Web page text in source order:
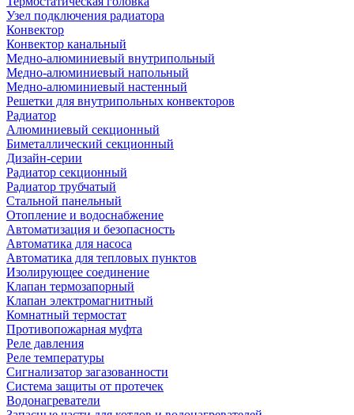
Узел подключения радиатора
Конвектор
Конвектор канальный
Медно-алюминиевый внутрипольный
Медно-алюминиевый напольный
Медно-алюминиевый настенный
Решетки для внутрипольных конвекторов
Радиатор
Алюминиевый секционный
Биметаллический секционный
Дизайн-серии
Радиатор секционный
Радиатор трубчатый
Стальной панельный
Отопление и водоснабжение
Автоматизация и безопасность
Автоматика для насоса
Автоматика для тепловых пунктов
Изолирующее соединение
Клапан термозапорный
Клапан электромагнитный
Комнатный термостат
Противопожарная муфта
Реле давления
Реле температуры
Сигнализатор загазованности
Система защиты от протечек
Водонагреватели